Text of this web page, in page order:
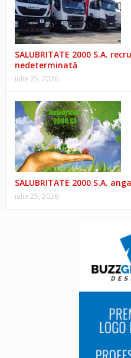
SALUBRITATE 2000 S.A.
nedeterminată
iulie 25, 2026
SALUBRITATE 2000 S.A.
iulie 25, 2026